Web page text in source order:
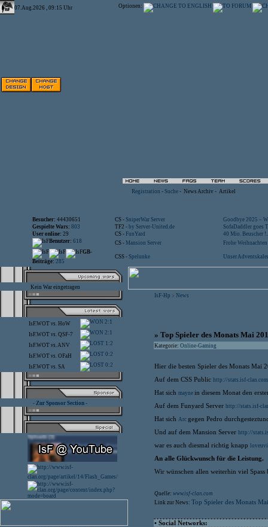
07.Aug.2026 , 09:15 Uhr Optionen:
Registration - Suche - News Archiv - Artikel
Besucher: 44430651 CS - SniperWar Server
Goodbye 2025 –
Gespielte Wars: 803 TF2 - by Server-United.de
SofaDaddler goes
User online: 29 CS - FunYard
40 Mio. Beuscher
Benutzer: 618 CS - Mansion Server
Frohe
GB-
Beiträge: 285
CSS - Spelunke Unser
Kein War eingetragen
IsF.WOT vs. HoW 2:1
IsF.WOT vs. QSF-7 2:1
IsF.WOT vs.ANV 1:2
IsF.WOT vs. OFaH 0:2
IsF.WOT vs. SA 0:2
- Zur Sponsor Section -
IsF-Hp > News
» Top Spieler des Monats Mai
Kategorie: Online-Gaming
Hier die besten Spieler des Monats Mai
Auf dem CSS Public http://stats.isf-
Hat sich mayne in diesem Monat den
Auf dem Funyard Server http://stats.isf-
Hat sich Arc gegen Pedro
Und auf dem Mansion Server http://
war es auch diesmal richtig knapp
An alle Glückwunsch für die Leistung.
Wir wünschen allen weiterhin viel Spass
Quelle: www.isf-clan.com
Link zur News: Top Spieler des Monats
• Social Networks: